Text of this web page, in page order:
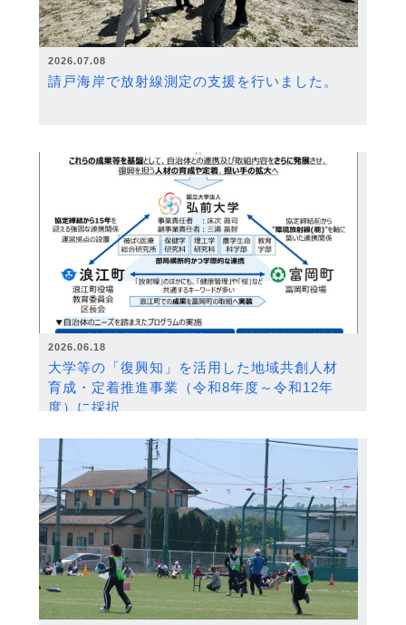
2026.07.08
請戸海岸で放射線測定の支援を行いました。
2026.06.18
大学等の「復興知」を活用した地域共創人材
育成・定着推進事業（令和8年度～令和12年
度）に採択